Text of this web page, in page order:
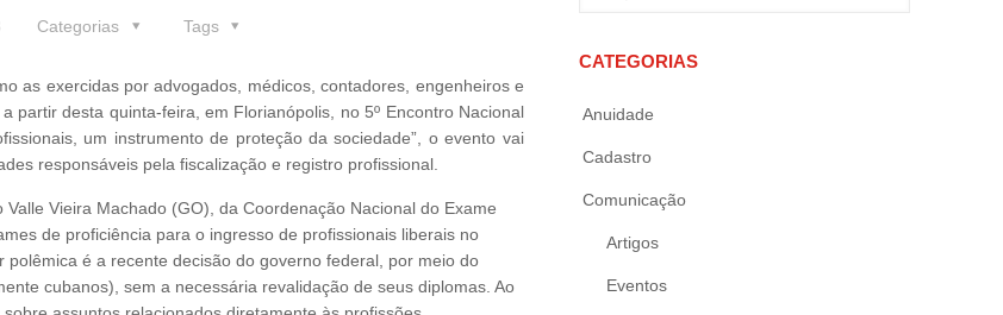
Categorias Tags
as exercidas por advogados, médicos, contadores, engenheiros e
partir desta quinta-feira, em Florianópolis, no 5º Encontro Nacional
um instrumento de proteção da sociedade”, o evento vai
responsáveis pela fiscalização e registro profissional.
Vieira Machado (GO), da Coordenação Nacional do Exame
de proficiência para o ingresso de profissionais liberais no
é a recente decisão do governo federal, por meio do
cubanos), sem a necessária revalidação de seus diplomas. Ao
CATEGORIAS
Anuidade
Cadastro
Comunicação
Artigos
Eventos